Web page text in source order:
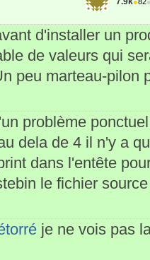
d'installer un
de valeurs qui
peu marteau-pilon
problème
dela de 4 il n'y a
dans l'entête
le fichier
je ne vois pas